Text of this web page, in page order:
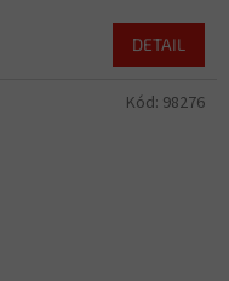
DETAIL
Kód: 98276